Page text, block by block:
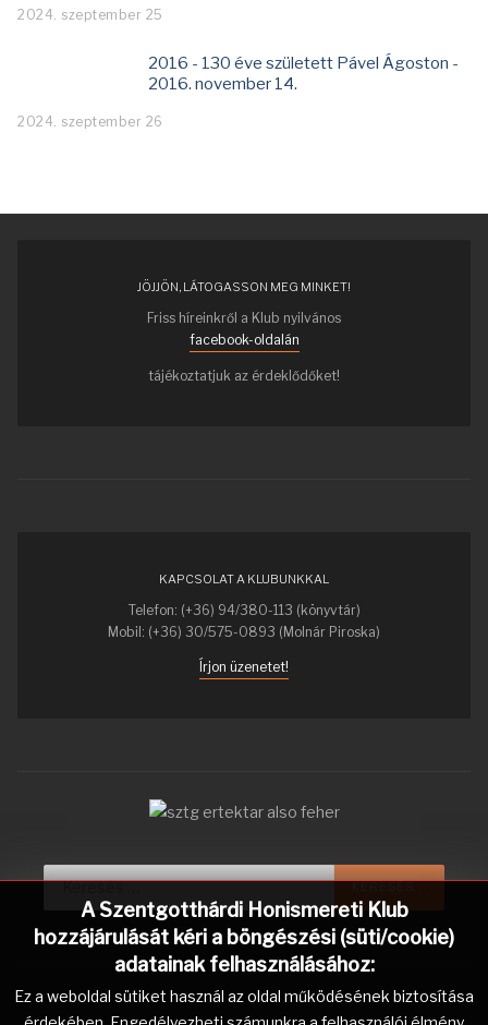
2024. szeptember 25
2016 - 130 éve született Pável Ágoston -
2016. november 14.
2024. szeptember 26
A Szentgotthárdi Honismereti Klub
hozzájárulását kéri a böngészési (süti/cookie)
adatainak felhasználásához:
Ez a weboldal sütiket használ az oldal működésének biztosítása
JÖJJÖN, LÁTOGASSON MEG MINKET!
Friss híreinkről a Klub nyilvános
facebook-oldalán
tájékoztatjuk az érdeklődőket!
KAPCSOLAT A KLUBUNKKAL
Telefon: (+36) 94/380-113 (könyvtár)
Mobil: (+36) 30/575-0893 (Molnár Piroska)
Írjon üzenetet!
Keresés...